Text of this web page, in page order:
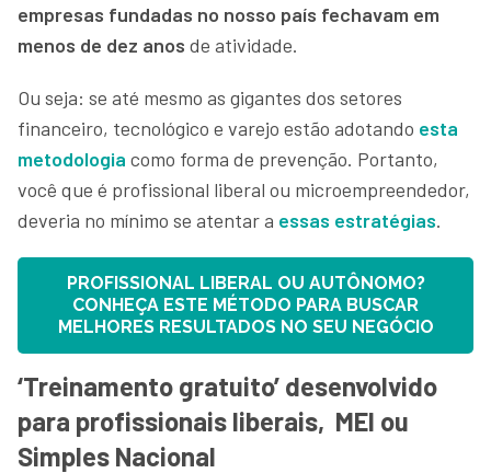
empresas fundadas no nosso país fechavam em
menos de dez anos de atividade.
Ou seja: se até mesmo as gigantes dos setores
financeiro, tecnológico e varejo estão adotando esta
metodologia como forma de prevenção. Portanto,
você que é profissional liberal ou microempreendedor,
deveria no mínimo se atentar a essas estratégias.
PROFISSIONAL LIBERAL OU AUTÔNOMO?
CONHEÇA ESTE MÉTODO PARA BUSCAR
MELHORES RESULTADOS NO SEU NEGÓCIO
‘Treinamento gratuito’ desenvolvido
para profissionais liberais, MEI ou
Simples Nacional